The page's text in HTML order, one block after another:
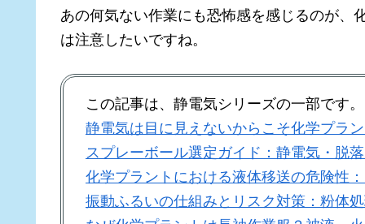
あの何気ない作業にも恐怖感を感じるのが、
は注意したいですね。
この記事は、静電気シリーズの一部です。
静電気は目に見えないからこそ化学プラ
スプレーボール選定ガイド：静電気・脱
化学プラントにおける液体移送の危険性
振動ふるいの仕組みとリスク対策：粉体